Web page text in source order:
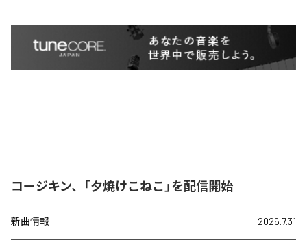
コージキン、「夕焼けこねこ」を配信開始
新曲情報 2026.7.31